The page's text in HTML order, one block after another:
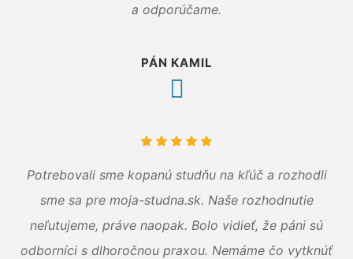
a odporúčame.
PÁN KAMIL
Potrebovali sme kopanú studňu na kľúč a rozhodli
sme sa pre moja-studna.sk. Naše rozhodnutie
neľutujeme, práve naopak. Bolo vidieť, že páni sú
odborníci s dlhoročnou praxou. Nemáme čo vytknúť